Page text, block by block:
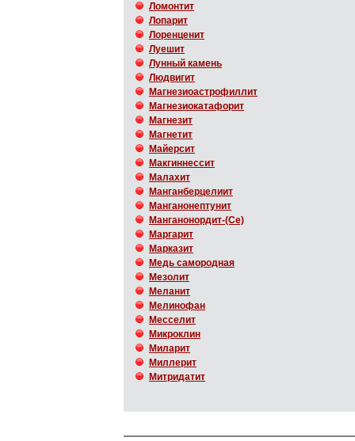
Ломонтит
Лопарит
Лоренценит
Луешит
Лунный камень
Людвигит
Магнезиоастрофиллит
Магнезиокатафорит
Магнезит
Магнетит
Майерсит
Макгиннессит
Малахит
Манганберцелиит
Манганонептунит
Манганонордит-(Ce)
Маргарит
Марказит
Медь самородная
Мезолит
Меланит
Мелинофан
Месселит
Микроклин
Миларит
Миллерит
Митридатит